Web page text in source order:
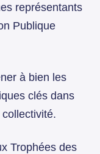
représentants
Publique
à bien les
clés dans
Trophées des